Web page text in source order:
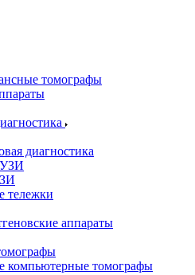
томографы
диагностика
тележки
аппараты
компьютерные томографы